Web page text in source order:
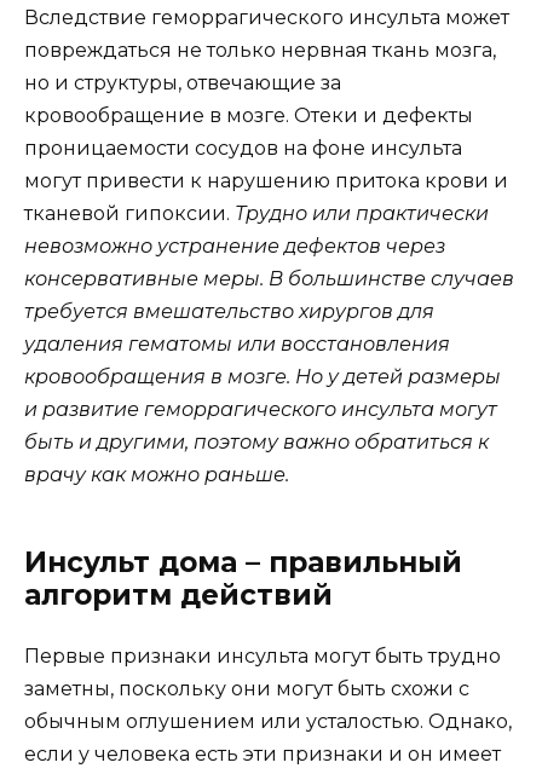
Вследствие геморрагического инсульта может
повреждаться не только нервная ткань мозга,
но и структуры, отвечающие за
кровообращение в мозге. Отеки и дефекты
проницаемости сосудов на фоне инсульта
могут привести к нарушению притока крови и
тканевой гипоксии. Трудно или практически
невозможно устранение дефектов через
консервативные меры. В большинстве случаев
требуется вмешательство хирургов для
удаления гематомы или восстановления
кровообращения в мозге. Но у детей размеры
и развитие геморрагического инсульта могут
быть и другими, поэтому важно обратиться к
врачу как можно раньше.
Инсульт дома – правильный
алгоритм действий
Первые признаки инсульта могут быть трудно
заметны, поскольку они могут быть схожи с
обычным оглушением или усталостью. Однако,
если у человека есть эти признаки и он имеет